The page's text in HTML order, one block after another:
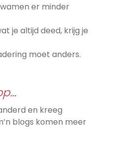
er minder
je altijd deed, krijg je
moet anders.
en kreeg
blogs komen meer